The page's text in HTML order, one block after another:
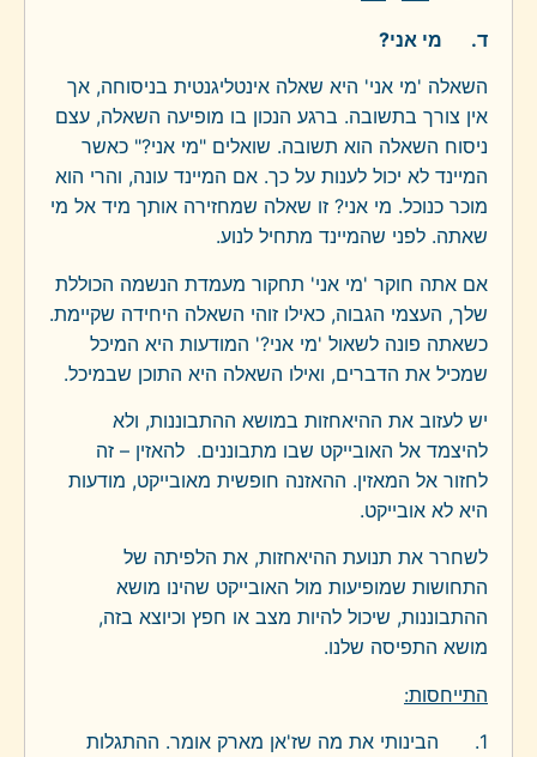
ד. מי אני?
השאלה 'מי אני' היא שאלה אינטליגנטית בניסוחה, אך
אין צורך בתשובה. ברגע הנכון בו מופיעה השאלה, עצם
ניסוח השאלה הוא תשובה. שואלים "מי אני?" כאשר
המיינד לא יכול לענות על כך. אם המיינד עונה, והרי הוא
מוכר כנוכל. מי אני? זו שאלה שמחזירה אותך מיד אל מי
שאתה. לפני שהמיינד מתחיל לנוע.
אם אתה חוקר 'מי אני' תחקור מעמדת הנשמה הכוללת
שלך, העצמי הגבוה, כאילו זוהי השאלה היחידה שקיימת.
כשאתה פונה לשאול 'מי אני?' המודעות היא המיכל
שמכיל את הדברים, ואילו השאלה היא התוכן שבמיכל.
יש לעזוב את ההיאחזות במושא ההתבוננות, ולא
להיצמד אל האובייקט שבו מתבוננים. להאזין – זה
לחזור אל המאזין. ההאזנה חופשית מאובייקט, מודעות
היא לא אובייקט.
לשחרר את תנועת ההיאחזות, את הלפיתה של
התחושות שמופיעות מול האובייקט שהינו מושא
ההתבוננות, שיכול להיות מצב או חפץ וכיוצא בזה,
מושא התפיסה שלנו.
התייחסות:
1. הבינותי את מה שז'אן מארק אומר. ההתגלות